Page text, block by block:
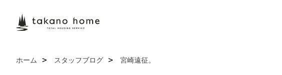
ホーム スタッフブログ 宮崎遠征。